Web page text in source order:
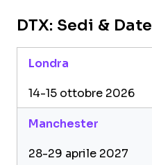
DTX: Sedi & Date
Londra
14-15 ottobre 2026
Manchester
28-29 aprile 2027